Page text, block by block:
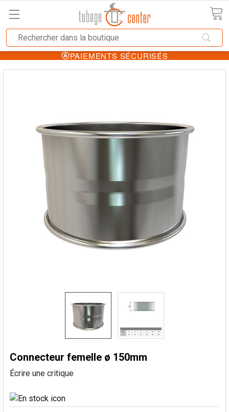
PAIEMENTS SÉCURISÉS
Connecteur femelle ø 150mm
Écrire une critique